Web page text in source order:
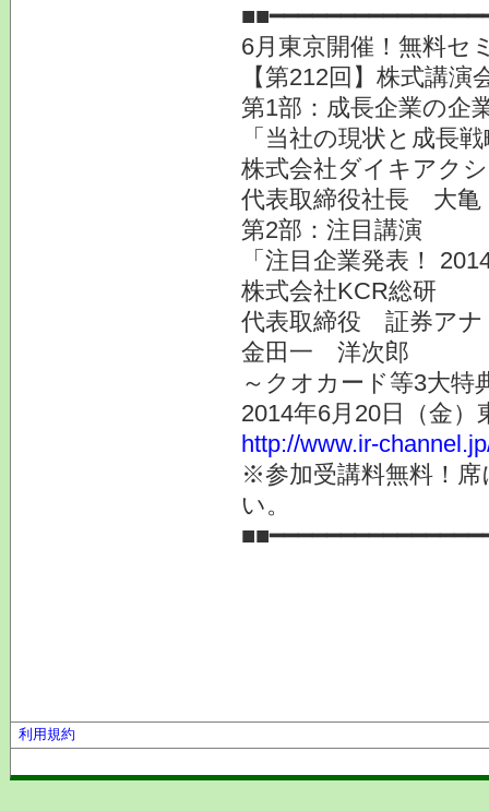
6月東京開催！無料セ
【第212回】株式講
第1部：成長企業の企
「当社の現状と成長
株式会社ダイキアク
代表取締役社長 大
第2部：注目講演
「注目企業発表！
株式会社KCR総研
代表取締役 証券アナ
金田一 洋次郎
～クオカード等3大特
2014年6月20日（金
http://www.ir-
※参加受講料無料！
い。
利用規約